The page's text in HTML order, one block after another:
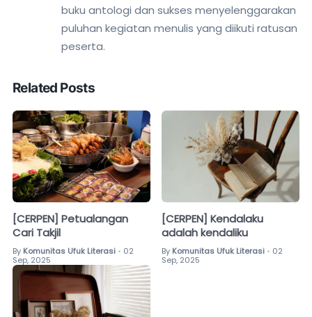
buku antologi dan sukses menyelenggarakan
puluhan kegiatan menulis yang diikuti ratusan
peserta.
Related Posts
[CERPEN] Petualangan
Cari Takjil
By Komunitas Ufuk Literasi • 02
Sep, 2025
[CERPEN] Kendalaku
adalah kendaliku
By Komunitas Ufuk Literasi • 02
Sep, 2025